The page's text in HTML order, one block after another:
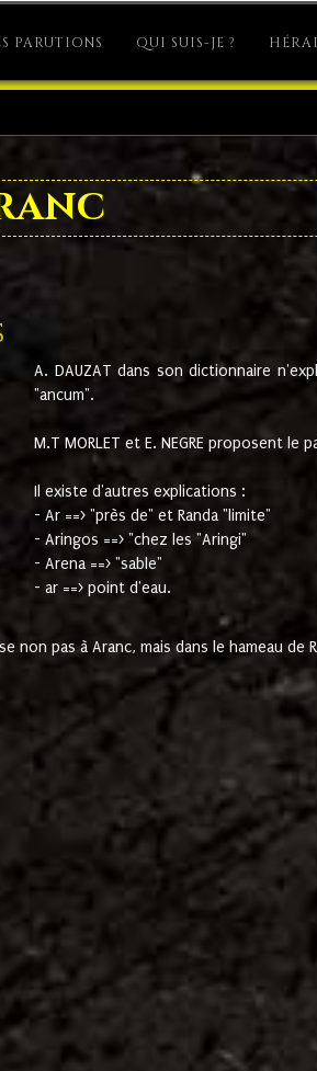
PARUTIONS QUI SUIS-JE ?
A. DAUZAT dans son dictionnaire
"ancum".
M.T MORLET et E. NEGRE proposent le
Il existe d'autres explications :
- Ar ==> "près de" et Randa "limite"
- Aringos ==> "chez les "Aringi"
- Arena ==> "sable"
- ar ==> point d'eau.
non pas à Aranc, mais dans le hameau